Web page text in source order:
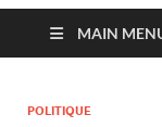
MAIN
POLITIQUE